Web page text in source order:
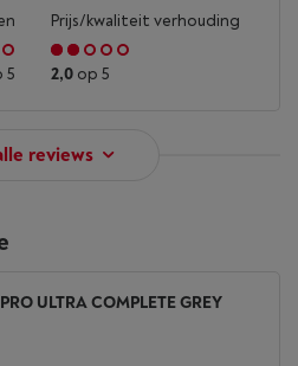
5
Prijs/kwaliteit verhouding
2,0 op 5
reviews
ULTRA COMPLETE GREY